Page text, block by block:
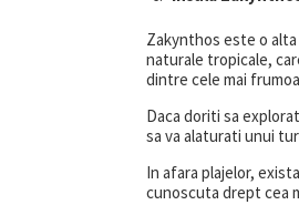
Zakynthos este o
naturale tropicale,
dintre cele mai
Daca doriti sa
sa va alaturati unui
In afara plajelor,
cunoscuta drept cea